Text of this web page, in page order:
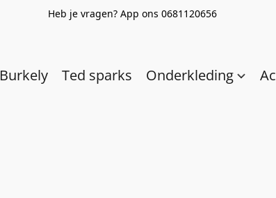
Heb je vragen? App ons 0681120656
Burkely Ted sparks Onderkleding